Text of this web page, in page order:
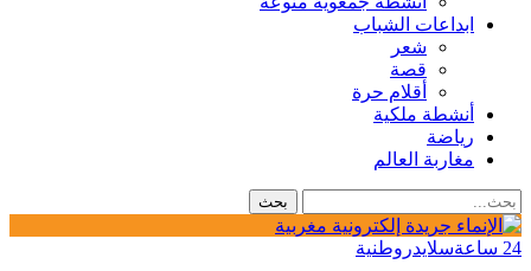
ابداعات الشباب
شعر
قصة
أقلام حرة
أنشطة ملكية
رياضة
مغاربة العالم
24 ساعة سلايدر وطنية